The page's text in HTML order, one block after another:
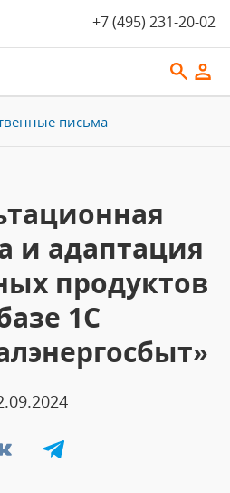
+7 (495) 231-20-02
письма
и адаптация
продуктов
1С